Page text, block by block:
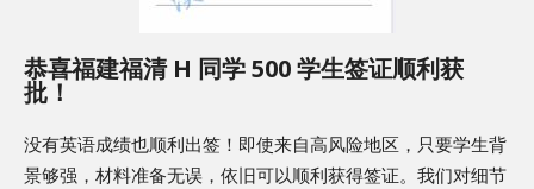
恭喜福建福清 H 同学 500 学生签证顺利获
批！
没有英语成绩也顺利出签！即使来自高风险地区，只要学生背
景够强，材料准备无误，依旧可以顺利获得签证。我们对细节